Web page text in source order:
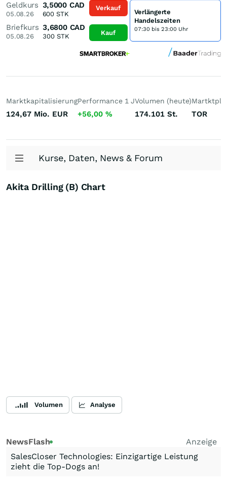
Geldkurs
05.08.26
3,5000 CAD
600 STK
Briefkurs
05.08.26
3,6800 CAD
300STK
Verkauf
Kauf
Verlängerte
Handelszeiten
07:30 bis 23:00 Uhr
Marktkapitalisierung
124,67 Mio. EUR
Performance 1 J
+56,00 %
Volumen (heute)
174.101 St. TOR
Kurse, Daten, News & Forum
Akita Drilling (B) Chart
Volumen Analyse
NewsFlash
Anzeige
SalesCloser Technologies: Einzigartige Leistung
zieht die Top-Dogs an!